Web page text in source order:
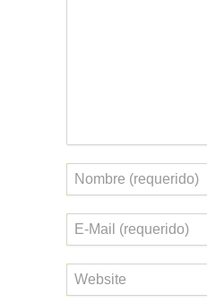
Nombre
Correo
electrónico
Web